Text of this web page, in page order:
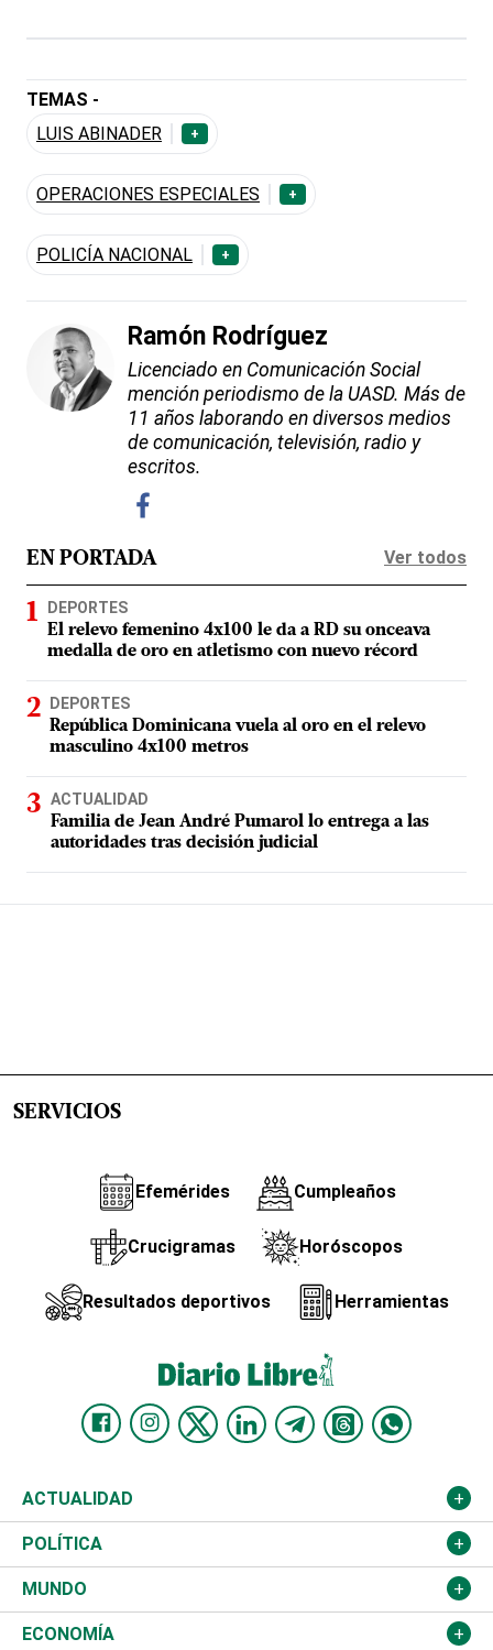
TEMAS -
LUIS ABINADER
+
OPERACIONES ESPECIALES +
POLICÍA NACIONAL +
Ramón Rodríguez
Licenciado en Comunicación Social
mención periodismo de la UASD. Más de
11 años laborando en diversos medios
de comunicación, televisión, radio y
escritos.
EN PORTADA Ver todos
DEPORTES
El relevo femenino 4x100 le da a RD su onceava
medalla de oro en atletismo con nuevo récord
DEPORTES
República Dominicana vuela al oro en el relevo
masculino 4x100 metros
ACTUALIDAD
Familia de Jean André Pumarol lo entrega a las
autoridades tras decisión judicial
SERVICIOS
Efemérides Cumpleaños
Crucigramas Horóscopos
Resultados deportivos Herramientas
ACTUALIDAD
Nacional
Ciudad
Educación
POLÍTICA
Partidos
JCE
MUNDO
Estados Unidos
ECONOMÍA